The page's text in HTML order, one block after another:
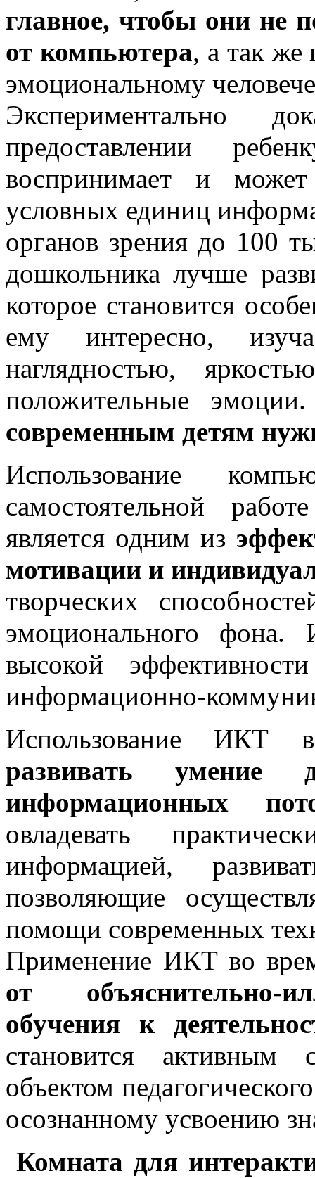
главное, чтобы они не
от компьютера, а так же
эмоциональному
Экспериментально
предоставлении
воспринимает и
условных единиц
органов зрения до 100
дошкольника лучше
которое становится
ему интересно,
наглядностью,
положительные
современным детям
Использование
самостоятельной
является одним из
мотивации и
творческих
эмоционального фона.
высокой
информационно-
Использование ИКТ
развивать умение
информационных
овладевать
информацией,
позволяющие
помощи современных
Применение ИКТ во
от объяснительно-
обучения к
становится
объектом
осознанному усвоению
Комната для